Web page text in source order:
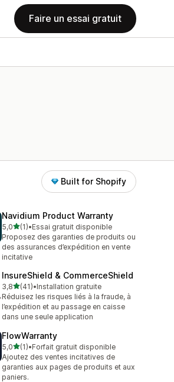
Faire un essai gratuit
Built for Shopify
Navidium Product Warranty
5,0étoile(s) sur 5
(1)
1 avis au total
•Essai gratuit disponible
Proposez des garanties de produits ou
des assurances d’expédition en vente
incitative
InsureShield & CommerceShield
3,8étoile(s) sur 5
(41)
41 avis au total
•Installation gratuite
Réduisez les risques liés à la fraude, à
l’expédition et au passage en caisse
dans une seule application
FlowWarranty
5,0étoile(s) sur 5
(1)
1 avis au total
•Forfait gratuit disponible
Ajoutez des ventes incitatives de
garanties aux pages de produits et aux
paniers.